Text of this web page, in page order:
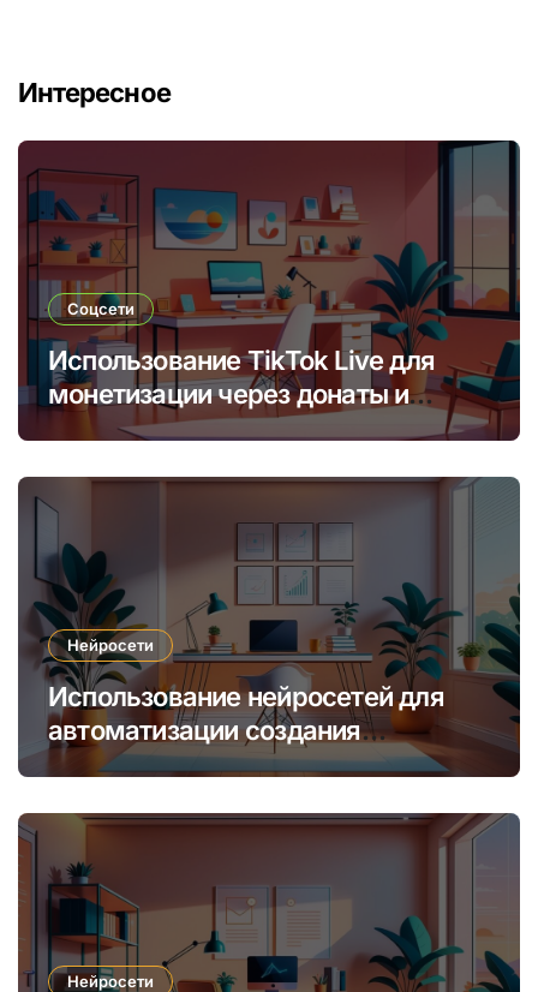
Интересное
Соцсети
Использование TikTok Live для
монетизации через донаты и
платные подписки
Нейросети
Использование нейросетей для
автоматизации создания
уникальных интернет-курсов и
Нейросети